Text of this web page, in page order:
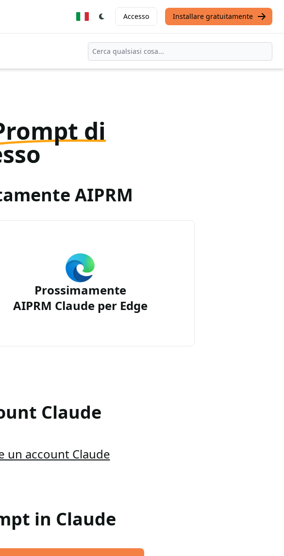
Accesso Installare gratuitamente
di
AIPRM
Prossimamente
AIPRM Claude per Edge
Claude
un account Claude
in Claude